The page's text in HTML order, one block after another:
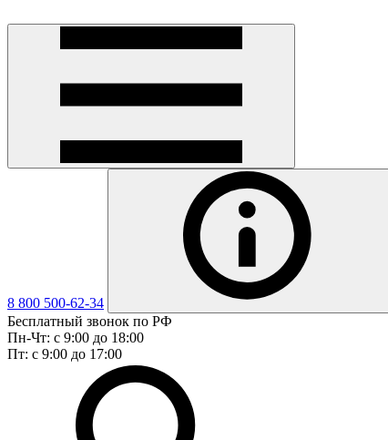
8 800 500-62-34
Бесплатный звонок по РФ
Пн-Чт: с 9:00 до 18:00
Пт: с 9:00 до 17:00